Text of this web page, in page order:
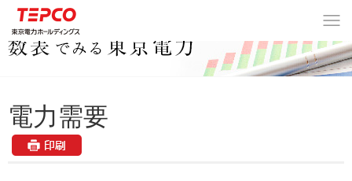
数表でみる東京電力
電力需要